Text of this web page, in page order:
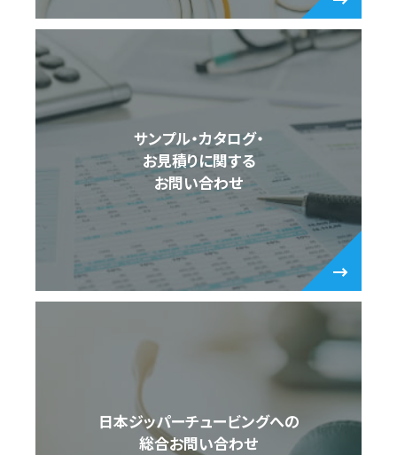
サンプル・カタログ・
お見積りに関する
お問い合わせ
日本ジッパーチュービングへの
総合お問い合わせ